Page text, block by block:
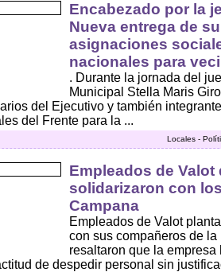
Encabezado por la
Nueva entrega de
asignaciones
nacionales para
. Durante la jornada del
Municipal Stella Maris
del Ejecutivo y también
del Frente para la ...
Locales -
Empleados de Valot
solidarizaron con
Campana
Empleados de Valot
con sus compañeros de
resaltaron que la
de despedir personal sin